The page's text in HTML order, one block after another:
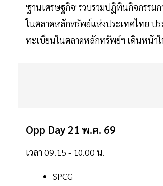
'ฐานเศรษฐกิจ' รวบรวมปฏิทินกิจกรรม
ในตลาดหลักทรัพย์แห่งประเทศไทย ป
ทะเบียนในตลาดหลักทรัพย์ฯ เดินหน้า
Opp Day 21 พ.ค. 69
เวลา 09.15 - 10.00 น.
SPCG